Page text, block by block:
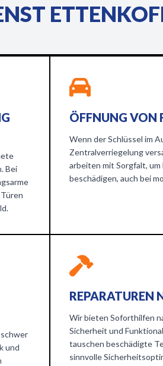
Bei
ÖFFNUNG VON
Wenn der Schlüssel im
Zentralverriegelung
arbeiten mit Sorgfalt,
beschädigen, auch bei
und
REPARATUREN
Wir bieten Soforthilfen
Sicherheit und
tauschen beschädigte
sinnvolle